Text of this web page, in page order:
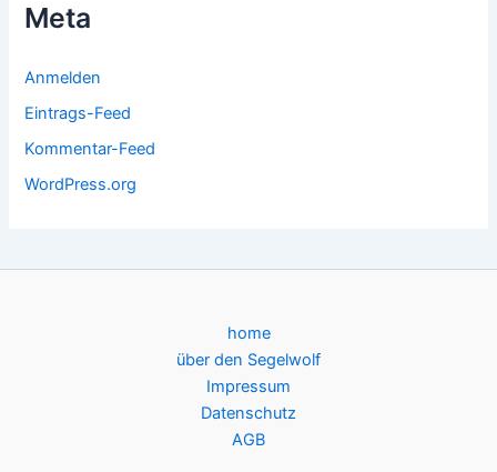
Meta
Anmelden
Eintrags-Feed
Kommentar-Feed
WordPress.org
home
über den Segelwolf
Impressum
Datenschutz
AGB